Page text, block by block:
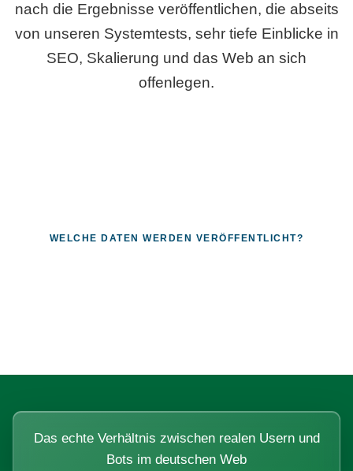
nach die Ergebnisse veröffentlichen, die abseits
von unseren Systemtests, sehr tiefe Einblicke in
SEO, Skalierung und das Web an sich
offenlegen.
WELCHE DATEN WERDEN VERÖFFENTLICHT?
Das echte Verhältnis zwischen realen Usern und
Bots im deutschen Web